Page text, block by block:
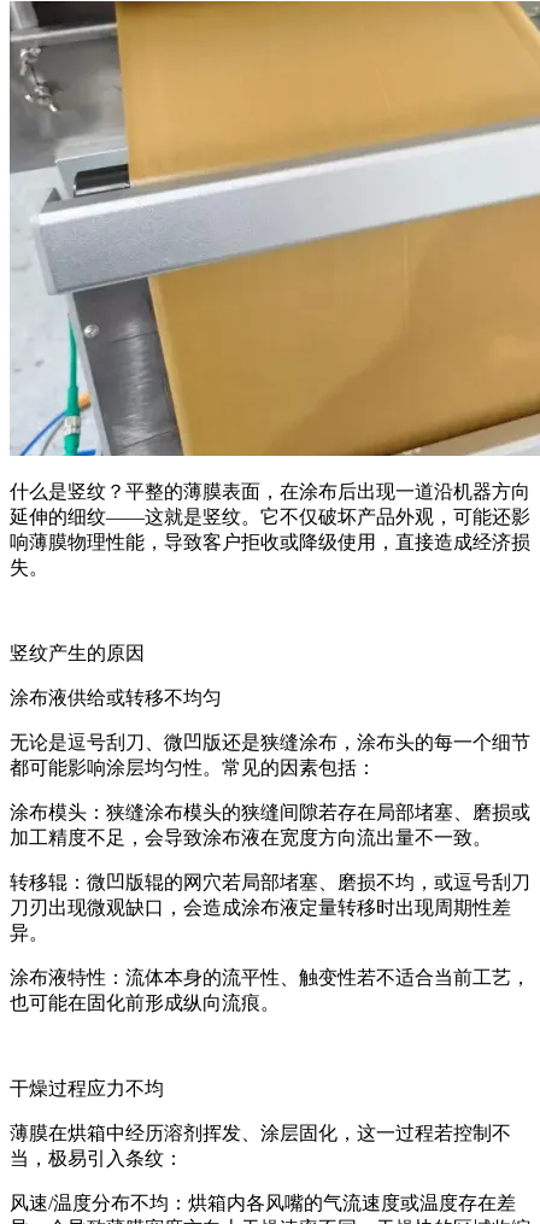
什么是竖纹？平整的薄膜表面，在涂布后出现一道沿机器方向
延伸的细纹——这就是竖纹。它不仅破坏产品外观，可能还影
响薄膜物理性能，导致客户拒收或降级使用，直接造成经济损
失。
竖纹产生的原因
涂布液供给或转移不均匀
无论是逗号刮刀、微凹版还是狭缝涂布，涂布头的每一个细节
都可能影响涂层均匀性。常见的因素包括：
涂布模头：狭缝涂布模头的狭缝间隙若存在局部堵塞、磨损或
加工精度不足，会导致涂布液在宽度方向流出量不一致。
转移辊：微凹版辊的网穴若局部堵塞、磨损不均，或逗号刮刀
刀刃出现微观缺口，会造成涂布液定量转移时出现周期性差
异。
涂布液特性：流体本身的流平性、触变性若不适合当前工艺，
也可能在固化前形成纵向流痕。
干燥过程应力不均
薄膜在烘箱中经历溶剂挥发、涂层固化，这一过程若控制不
当，极易引入条纹：
风速/温度分布不均：烘箱内各风嘴的气流速度或温度存在差